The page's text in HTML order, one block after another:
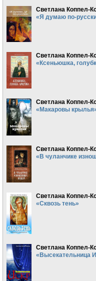
Светлана Коппел-
«Я думаю по-
Светлана Коппел-
«Ксеньюшка,
Светлана Коппел-
«Макаровы
Светлана Коппел-
«В чуланчике
Светлана Коппел-
«Сквозь тень»
Светлана Коппел-
«Высекательница